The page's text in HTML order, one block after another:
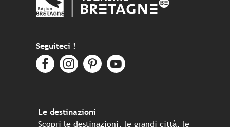
Seguiteci !
Le destinazioni
Scopri le destinazioni, le grandi città, le